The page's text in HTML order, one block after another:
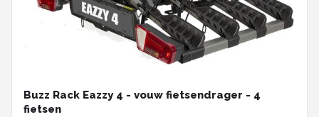
Buzz Rack Eazzy 4 - vouw fietsendrager - 4
fietsen